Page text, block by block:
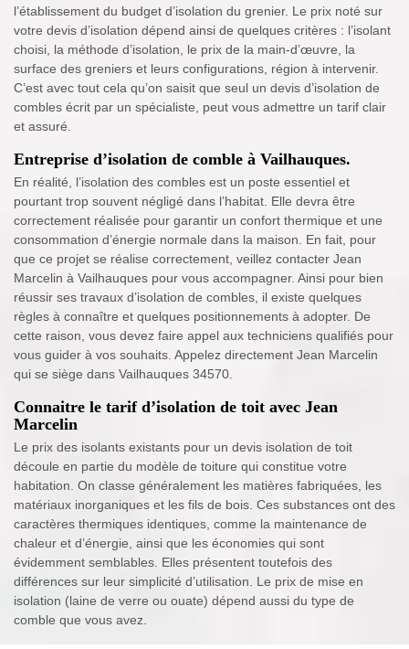
l’établissement du budget d’isolation du grenier. Le prix noté sur
votre devis d’isolation dépend ainsi de quelques critères : l’isolant
choisi, la méthode d’isolation, le prix de la main-d’œuvre, la
surface des greniers et leurs configurations, région à intervenir.
C’est avec tout cela qu’on saisit que seul un devis d’isolation de
combles écrit par un spécialiste, peut vous admettre un tarif clair
et assuré.
Entreprise d’isolation de comble à Vailhauques.
En réalité, l’isolation des combles est un poste essentiel et
pourtant trop souvent négligé dans l’habitat. Elle devra être
correctement réalisée pour garantir un confort thermique et une
consommation d’énergie normale dans la maison. En fait, pour
que ce projet se réalise correctement, veillez contacter Jean
Marcelin à Vailhauques pour vous accompagner. Ainsi pour bien
réussir ses travaux d’isolation de combles, il existe quelques
règles à connaître et quelques positionnements à adopter. De
cette raison, vous devez faire appel aux techniciens qualifiés pour
vous guider à vos souhaits. Appelez directement Jean Marcelin
qui se siège dans Vailhauques 34570.
Connaitre le tarif d’isolation de toit avec Jean
Marcelin
Le prix des isolants existants pour un devis isolation de toit
découle en partie du modèle de toiture qui constitue votre
habitation. On classe généralement les matières fabriquées, les
matériaux inorganiques et les fils de bois. Ces substances ont des
caractères thermiques identiques, comme la maintenance de
chaleur et d’énergie, ainsi que les économies qui sont
évidemment semblables. Elles présentent toutefois des
différences sur leur simplicité d’utilisation. Le prix de mise en
isolation (laine de verre ou ouate) dépend aussi du type de
comble que vous avez.